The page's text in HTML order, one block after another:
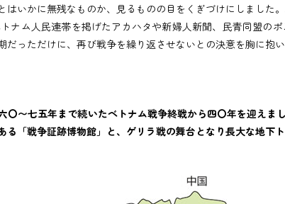
いかに無残なものか、見るものの目をくぎづけにしました
ナム人民連帯を掲げたアカハタや新婦人新聞、民青同盟の
っただけに、再び戦争を繰り返させないとの決意を胸に抱い
〇〜七五年まで続いたベトナム戦争終戦から四〇年を迎え
「戦争証跡博物館」と、ゲリラ戦の舞台となり長大な地下